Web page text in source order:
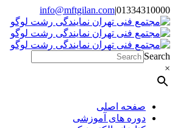
Skip
to
content
01334310000
|
info@mftgilan.com
Instagram
LinkedIn
Search
×
صفحه اصلی
دوره های آموزشی